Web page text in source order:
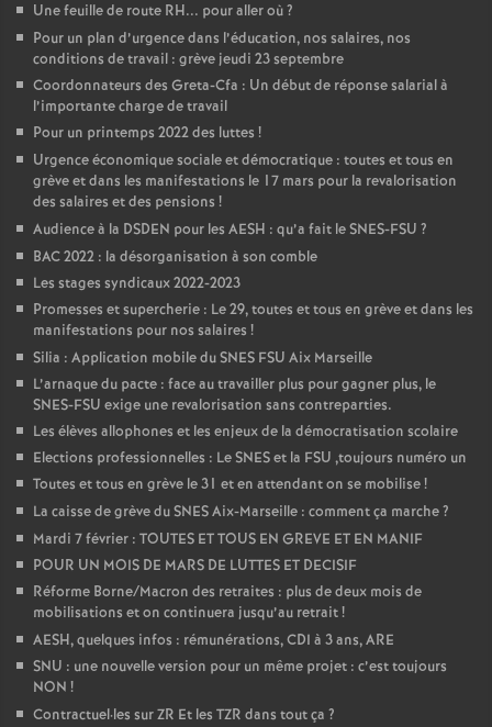
Une feuille de route RH... pour aller où?
Pour un plan d’urgence dans l’éducation, nos salaires, nos
conditions de travail : grève jeudi 23 septembre
Coordonnateurs des Greta-Cfa : Un début de réponse salarial à
l’importante charge de travail
Pour un printemps 2022 des luttes !
Urgence économique sociale et démocratique : toutes et tous en
grève et dans les manifestations le 17 mars pour la revalorisation
des salaires et des pensions !
Audience à la DSDEN pour les AESH : qu’a fait le SNES-FSU ?
BAC 2022 : la désorganisation à son comble
Les stages syndicaux 2022-2023
Promesses et supercherie : Le 29, toutes et tous en grève et dans les
manifestations pour nos salaires !
Silia : Application mobile du SNES FSU Aix Marseille
L’arnaque du pacte : face au travailler plus pour gagner plus, le
SNES-FSU exige une revalorisation sans contreparties.
Les élèves allophones et les enjeux de la démocratisation scolaire
Elections professionnelles : Le SNES et la FSU ,toujours numéro un
Toutes et tous en grève le 31 et en attendant on se mobilise!
La caisse de grève du SNES Aix-Marseille : comment ça marche?
Mardi 7 février : TOUTES ET TOUS EN GREVE ET EN MANIF
POUR UN MOIS DE MARS DE LUTTES ET DECISIF
Réforme Borne/Macron des retraites : plus de deux mois de
mobilisations et on continuera jusqu’au retrait!
AESH, quelques infos : rémunérations, CDI à 3 ans, ARE
SNU : une nouvelle version pour un même projet : c’est toujours
NON !
Contractuel·les sur ZR Et les TZR dans tout ça ?